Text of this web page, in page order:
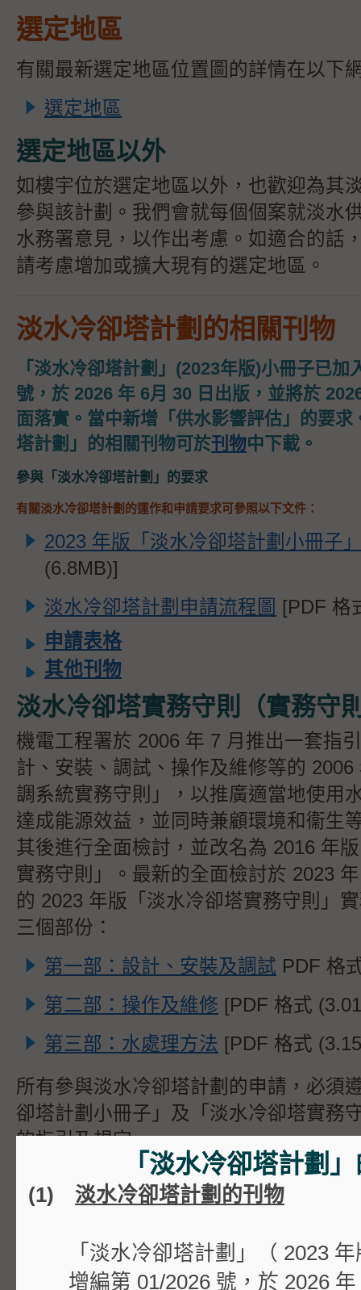
選定地區
有關最新選定地區位置圖的詳情在以下
選定地區
選定地區以外
如樓宇位於選定地區以外，也歡迎為其
參與該計劃。我們會就每個個案就淡水
水務署意見，以作出考慮。如適合的話
請考慮增加或擴大現有的選定地區。
淡水冷卻塔計劃的相關刊物
「淡水冷卻塔計劃」(2023年版)小冊子已加
號，於 2026 年 6月 30 日出版，並將於
面落實。當中新增「供水影響評估」的要求
塔計劃」的相關刊物可於刊物中下載。
參與「淡水冷卻塔計劃」的要求
有關淡水冷卻塔計劃的運作和申請要求可參照以下文件：
2023 年版「淡水冷卻塔計劃小冊子
(6.8MB)]
淡水冷卻塔計劃申請流程圖 [PDF 格
申請表格
其他刊物
淡水冷卻塔實務守則（實務守
機電工程署於 2006 年 7 月推出一套指
計、安裝、調試、操作及維修等的
調系統實務守則」，以推廣適當地使用
達成能源效益，並同時兼顧環境和衞生
其後進行全面檢討，並改名為 2016 年
實務守則」。最新的全面檢討於 2023
的 2023 年版「淡水冷卻塔實務守則」
三個部份：
第一部：設計、安裝及調試 PDF 格
第二部：操作及維修 [PDF 格式
第三部：水處理方法 [PDF 格式
所有參與淡水冷卻塔計劃的申請，必須
卻塔計劃小冊子」及「淡水冷卻塔實務
的指引及規定。
此外，所有該計劃下的冷卻塔裝置亦須
人病委員會出版的2021 年版「預防退
「淡水冷卻塔計劃
(1) 淡水冷卻塔計劃的刊物
「淡水冷卻塔計劃」（ 2023
增編第 01/2026 號，於 2026